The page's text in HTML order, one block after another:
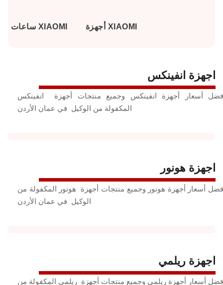
ساعات XIAOMI أجهزة XIAOMI
اجهزة انفينكس
أسعار أجهزة انفينكس وجميع منتجات أجهزة انفينكس
المكفولة من الوكيل في عمان الأردن
اجهزة هونور
أسعار أجهزة هونور وجميع منتجات أجهزة هونور المكفولة من
الوكيل في عمان الأردن
اجهزة ريلمي
أسعار أجهزة ريلمي وجميع منتجات أجهزة ريلمي المكفولة من